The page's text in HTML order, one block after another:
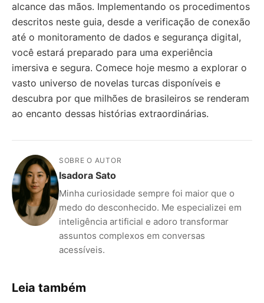
alcance das mãos. Implementando os procedimentos
descritos neste guia, desde a verificação de conexão
até o monitoramento de dados e segurança digital,
você estará preparado para uma experiência
imersiva e segura. Comece hoje mesmo a explorar o
vasto universo de novelas turcas disponíveis e
descubra por que milhões de brasileiros se renderam
ao encanto dessas histórias extraordinárias.
SOBRE O AUTOR
Isadora Sato
Minha curiosidade sempre foi maior que o
medo do desconhecido. Me especializei em
inteligência artificial e adoro transformar
assuntos complexos em conversas
acessíveis.
Leia também